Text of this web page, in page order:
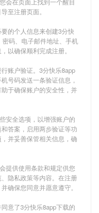
至注册页面。
的个人信息来创建3分快
码、电子邮件地址、手机
以确保顺利完成注册。
账户验证。 3分快乐8app
号码发送一条验证信息，
于确保账户的安全性，并
安全选项，以增强账户的
答案，启用两步验证等功
并妥善保管相关信息，确
会提供使用条款和规定供您
隐私政策等内容。在注册
确保您同意并愿意遵守。
意了3分快乐8app下载的